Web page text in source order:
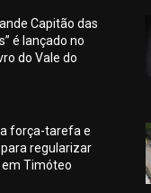
Capitão das
é lançado no
do Vale do
força-tarefa e
regularizar
Timóteo